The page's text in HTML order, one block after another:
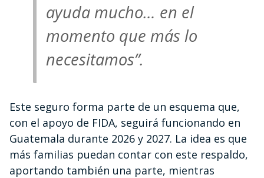
ayuda mucho… en el
momento que más lo
necesitamos”.
Este seguro forma parte de un esquema que,
con el apoyo de FIDA, seguirá funcionando en
Guatemala durante 2026 y 2027. La idea es que
más familias puedan contar con este respaldo,
aportando también una parte, mientras